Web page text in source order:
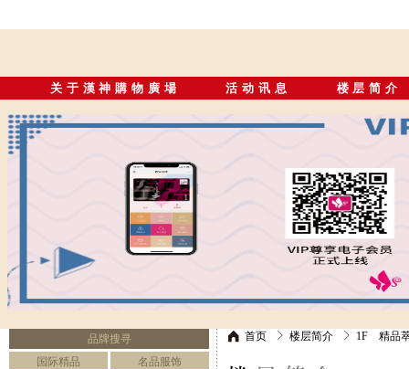
关于漢神購物廣場 活动讯息 楼层简介
品牌搜寻
国际精品
名品服饰
首页 楼层简介 1F 精品